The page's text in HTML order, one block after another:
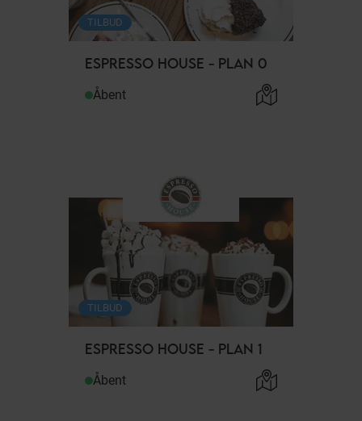
ESPRESSO HOUSE - PLAN 0
TILBUD
Åbent
ESPRESSO HOUSE - PLAN 1
TILBUD
Åbent